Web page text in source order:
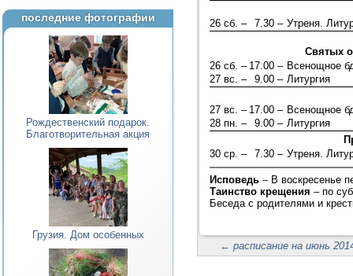
последние фотографии
Рождественский подарок.
Благотворительная акция
Грузия. Дом особенных
26 сб. – 7.30 – Утреня.
Святых
26 сб. – 17.00 – Всенощное
27 вс. –
9.00 – Литургия
27 вс. – 17.00 – Всенощное
28 пн. –
9.00 – Литургия
30 ср. –
7.30 – Утреня.
Исповедь – В воскресенье
Таинство крещения – по
Беседа с родителями и
← расписание на июнь